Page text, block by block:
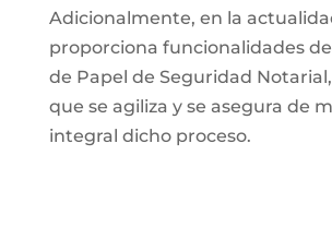
Adicionalmente, en la
proporciona funcionalidades
de Papel de Seguridad
que se agiliza y se asegura de
integral dicho proceso.